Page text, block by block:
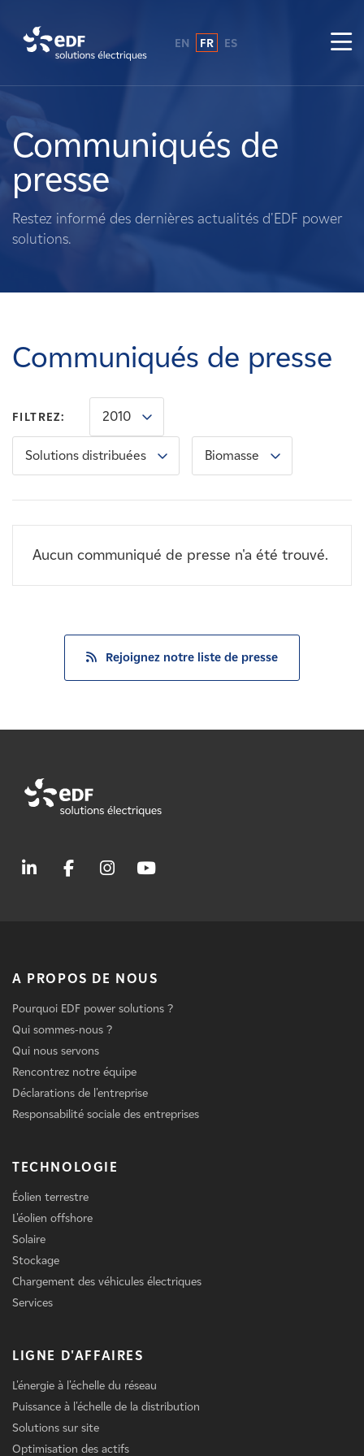
A propos de nous
Ce que nous faisons
Propriétaires fonciers
Carrières
Nouvelles
Contactez-nous
EN FR ES
Communiqués de
presse
Restez informé des dernières actualités d'EDF power
solutions.
Communiqués de presse
FILTREZ: 2010
Solutions distribuées Biomasse
Aucun communiqué de presse n'a été trouvé.
Rejoignez notre liste de presse
A PROPOS DE NOUS
Pourquoi EDF power solutions ?
Qui sommes-nous ?
Qui nous servons
Rencontrez notre équipe
Déclarations de l'entreprise
Responsabilité sociale des entreprises
TECHNOLOGIE
Éolien terrestre
L'éolien offshore
Solaire
Stockage
Chargement des véhicules électriques
Services
LIGNE D'AFFAIRES
L'énergie à l'échelle du réseau
Puissance à l'échelle de la distribution
Solutions sur site
Optimisation des actifs